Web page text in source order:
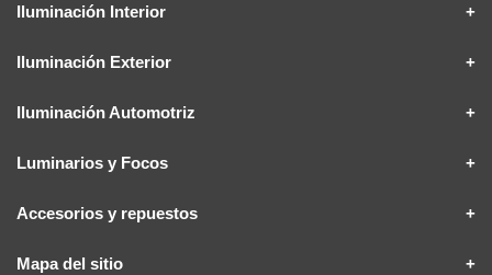
Iluminación Interior
Iluminación Exterior
Iluminación Automotriz
Luminarios y Focos
Accesorios y repuestos
Mapa del sitio